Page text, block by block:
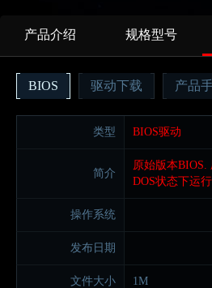
产品介绍 规格型号
BIOS 驱动下载 产品
类型 BIOS驱动
简介
原始版本BIOS.
DOS状态下运
操作系统
发布日期
文件大小 1M